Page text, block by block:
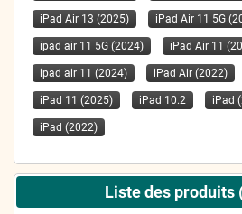
iPad Air 13 (2025) iPad Air 11 5G
ipad air 11 5G (2024) iPad Air 11
ipad air 11 (2024) iPad Air (2022)
iPad 11 (2025) iPad 10.2 iPad
iPad (2022)
Liste des produits